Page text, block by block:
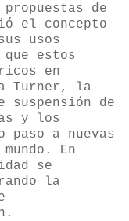
de
el concepto
usos
estos
en
Turner, la
suspensión de
y los
paso a nuevas
En
se
la